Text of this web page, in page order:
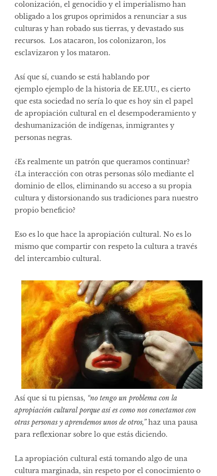
colonización, el genocidio y el imperialismo han
obligado a los grupos oprimidos a renunciar a sus
culturas y han robado sus tierras, y devastado sus
recursos. Los atacaron, los colonizaron, los
esclavizaron y los mataron.
Así que sí, cuando se está hablando por
ejemplo ejemplo de la historia de EE.UU., es cierto
que esta sociedad no sería lo que es hoy sin el papel
de apropiación cultural en el desempoderamiento y
deshumanización de indígenas, inmigrantes y
personas negras.
¿Es realmente un patrón que queramos continuar?
¿La interacción con otras personas sólo mediante el
dominio de ellos, eliminando su acceso a su propia
cultura y distorsionando sus tradiciones para nuestro
propio beneficio?
Eso es lo que hace la apropiación cultural. No es lo
mismo que compartir con respeto la cultura a través
del intercambio cultural.
Así que si tu piensas, “no tengo un problema con la
apropiación cultural porque así es como nos conectamos con
otras personas y aprendemos unos de otros,”haz una pausa
para reflexionar sobre lo que estás diciendo.
La apropiación cultural está tomando algo de una
cultura marginada, sin respeto por el conocimiento o